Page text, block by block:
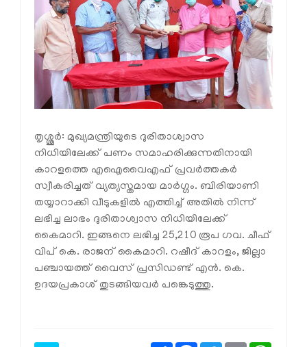
തൃശ്ശൂര്‍: മുഖ്യമന്ത്രിയുടെ ദുരിതാശ്വാസ
നിധിയിലേക്ക് പണം സമാഹരിക്കുന്നതിനായി
കാറളത്തെ എഐവൈഎഫ് പ്രവർത്തകർ
സ്വീകരിച്ചത് വ്യത്യസ്തമായ മാർഗ്ഗം. ബിരിയാണി
തയ്യാറാക്കി വീടുകളിൽ എത്തിച്ച് അതിൽ നിന്ന്
ലഭിച്ച ലാഭം ദുരിതാശ്വാസ നിധിയിലേക്ക്
കൈമാറി. ഇങ്ങനെ ലഭിച്ച 25,210 രൂപ ഗവ. ചീഫ്
വിപ് കെ. രാജന് കൈമാറി. റഷീദ് കാറളം, ജില്ലാ
പഞ്ചായത്ത് വൈസ് പ്രസിഡണ്ട് എൻ. കെ.
ഉദയപ്രകാശ് തുടങ്ങിയവർ പങ്കെടുത്തു.